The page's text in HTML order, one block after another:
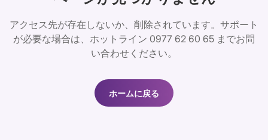
アクセス先が存在しないか、削除されています。サポート
が必要な場合は、ホットライン 0977 62 60 65 までお問
い合わせください。
ホームに戻る
ホームに戻る